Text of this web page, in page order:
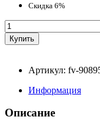
Скидка 6%
Артикул: fv-
Информация
Описание